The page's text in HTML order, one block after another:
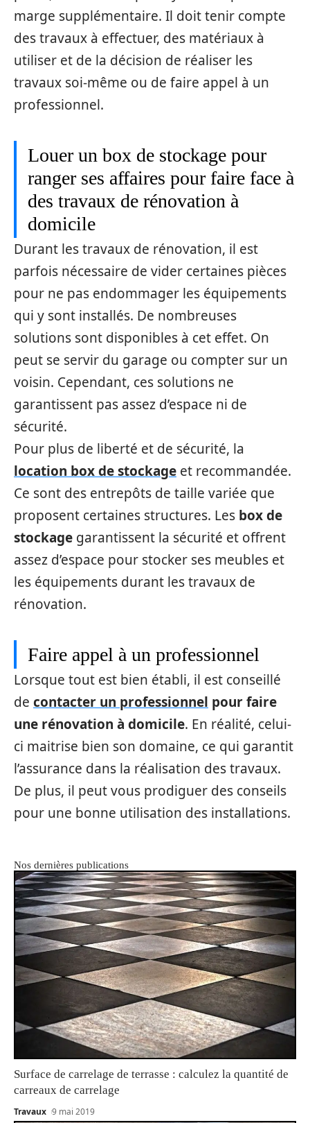
marge supplémentaire. Il doit tenir compte
des travaux à effectuer, des matériaux à
utiliser et de la décision de réaliser les
travaux soi-même ou de faire appel à un
professionnel.
Louer un box de stockage pour
ranger ses affaires pour faire face à
des travaux de rénovation à
domicile
Durant les travaux de rénovation, il est
parfois nécessaire de vider certaines pièces
pour ne pas endommager les équipements
qui y sont installés. De nombreuses
solutions sont disponibles à cet effet. On
peut se servir du garage ou compter sur un
voisin. Cependant, ces solutions ne
garantissent pas assez d’espace ni de
sécurité.
Pour plus de liberté et de sécurité, la
location box de stockage et recommandée.
Ce sont des entrepôts de taille variée que
proposent certaines structures. Les box de
stockage garantissent la sécurité et offrent
assez d’espace pour stocker ses meubles et
les équipements durant les travaux de
rénovation.
Faire appel à un professionnel
Lorsque tout est bien établi, il est conseillé
de contacter un professionnel pour faire
une rénovation à domicile. En réalité, celui-
ci maitrise bien son domaine, ce qui garantit
l’assurance dans la réalisation des travaux.
De plus, il peut vous prodiguer des conseils
pour une bonne utilisation des installations.
Nos dernières publications
Surface de carrelage de terrasse : calculez la quantité de
carreaux de carrelage
Travaux 9 mai 2019